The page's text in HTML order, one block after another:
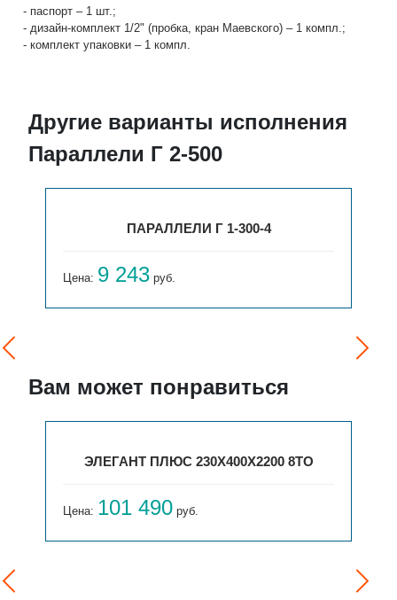
- паспорт – 1 шт.;
- дизайн-комплект 1/2" (пробка, кран Маевского) – 1 компл.;
- комплект упаковки – 1 компл.
Другие варианты исполнения
Параллели Г 2-500
ПАРАЛЛЕЛИ Г 1-300-4
Цена: 9 243 руб.
Вам может понравиться
ЭЛЕГАНТ ПЛЮС 230X400X2200 8ТО
Цена: 101 490 руб.